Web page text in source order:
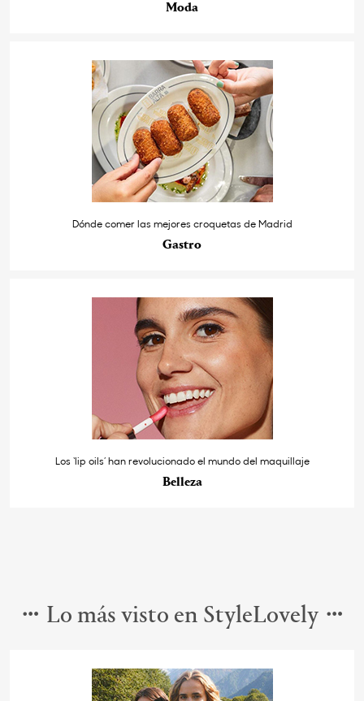
Moda
Dónde comer las mejores croquetas de Madrid
Gastro
Los ‘lip oils’ han revolucionado el mundo del maquillaje
Belleza
Lo más visto en StyleLovely